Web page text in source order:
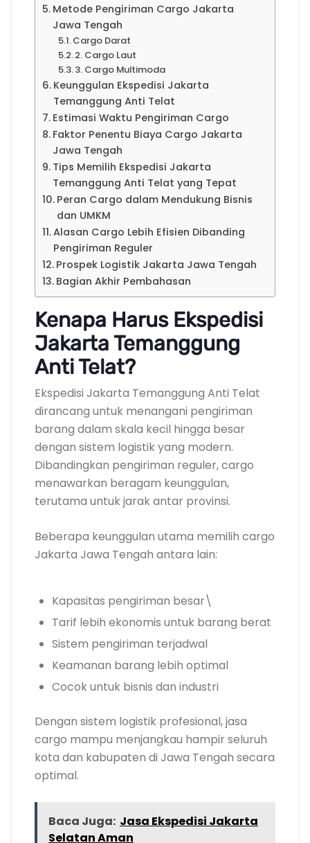
Metode Pengiriman Cargo Jakarta
Jawa Tengah
Cargo Darat
2. Cargo Laut
3. Cargo Multimoda
Keunggulan Ekspedisi Jakarta
Temanggung Anti Telat
Estimasi Waktu Pengiriman Cargo
Faktor Penentu Biaya Cargo Jakarta
Jawa Tengah
Tips Memilih Ekspedisi Jakarta
Temanggung Anti Telat yang Tepat
Peran Cargo dalam Mendukung Bisnis
dan UMKM
Alasan Cargo Lebih Efisien Dibanding
Pengiriman Reguler
Prospek Logistik Jakarta Jawa Tengah
Bagian Akhir Pembahasan
Kenapa Harus Ekspedisi
Jakarta Temanggung
Anti Telat?
Ekspedisi Jakarta Temanggung Anti Telat
dirancang untuk menangani pengiriman
barang dalam skala kecil hingga besar
dengan sistem logistik yang modern.
Dibandingkan pengiriman reguler, cargo
menawarkan beragam keunggulan,
terutama untuk jarak antar provinsi.
Beberapa keunggulan utama memilih cargo
Jakarta Jawa Tengah antara lain:
Kapasitas pengiriman besar\
Tarif lebih ekonomis untuk barang berat
Sistem pengiriman terjadwal
Keamanan barang lebih optimal
Cocok untuk bisnis dan industri
Dengan sistem logistik profesional, jasa
cargo mampu menjangkau hampir seluruh
kota dan kabupaten di Jawa Tengah secara
optimal.
Baca Juga: Jasa Ekspedisi Jakarta
Selatan Aman